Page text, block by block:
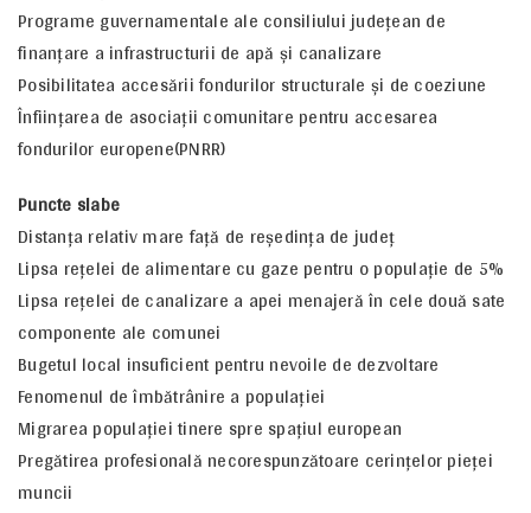
Programe guvernamentale ale consiliului judeţean de
finanţare a infrastructurii de apă şi canalizare
Posibilitatea accesării fondurilor structurale şi de coeziune
Înfiinţarea de asociaţii comunitare pentru accesarea
fondurilor europene(PNRR)
Puncte slabe
Distanţa relativ mare faţă de reşedinţa de judeţ
Lipsa reţelei de alimentare cu gaze pentru o populaţie de 5%
Lipsa reţelei de canalizare a apei menajeră în cele două sate
componente ale comunei
Bugetul local insuficient pentru nevoile de dezvoltare
Fenomenul de îmbătrânire a populaţiei
Migrarea populaţiei tinere spre spaţiul european
Pregătirea profesională necorespunzătoare cerinţelor pieţei
muncii